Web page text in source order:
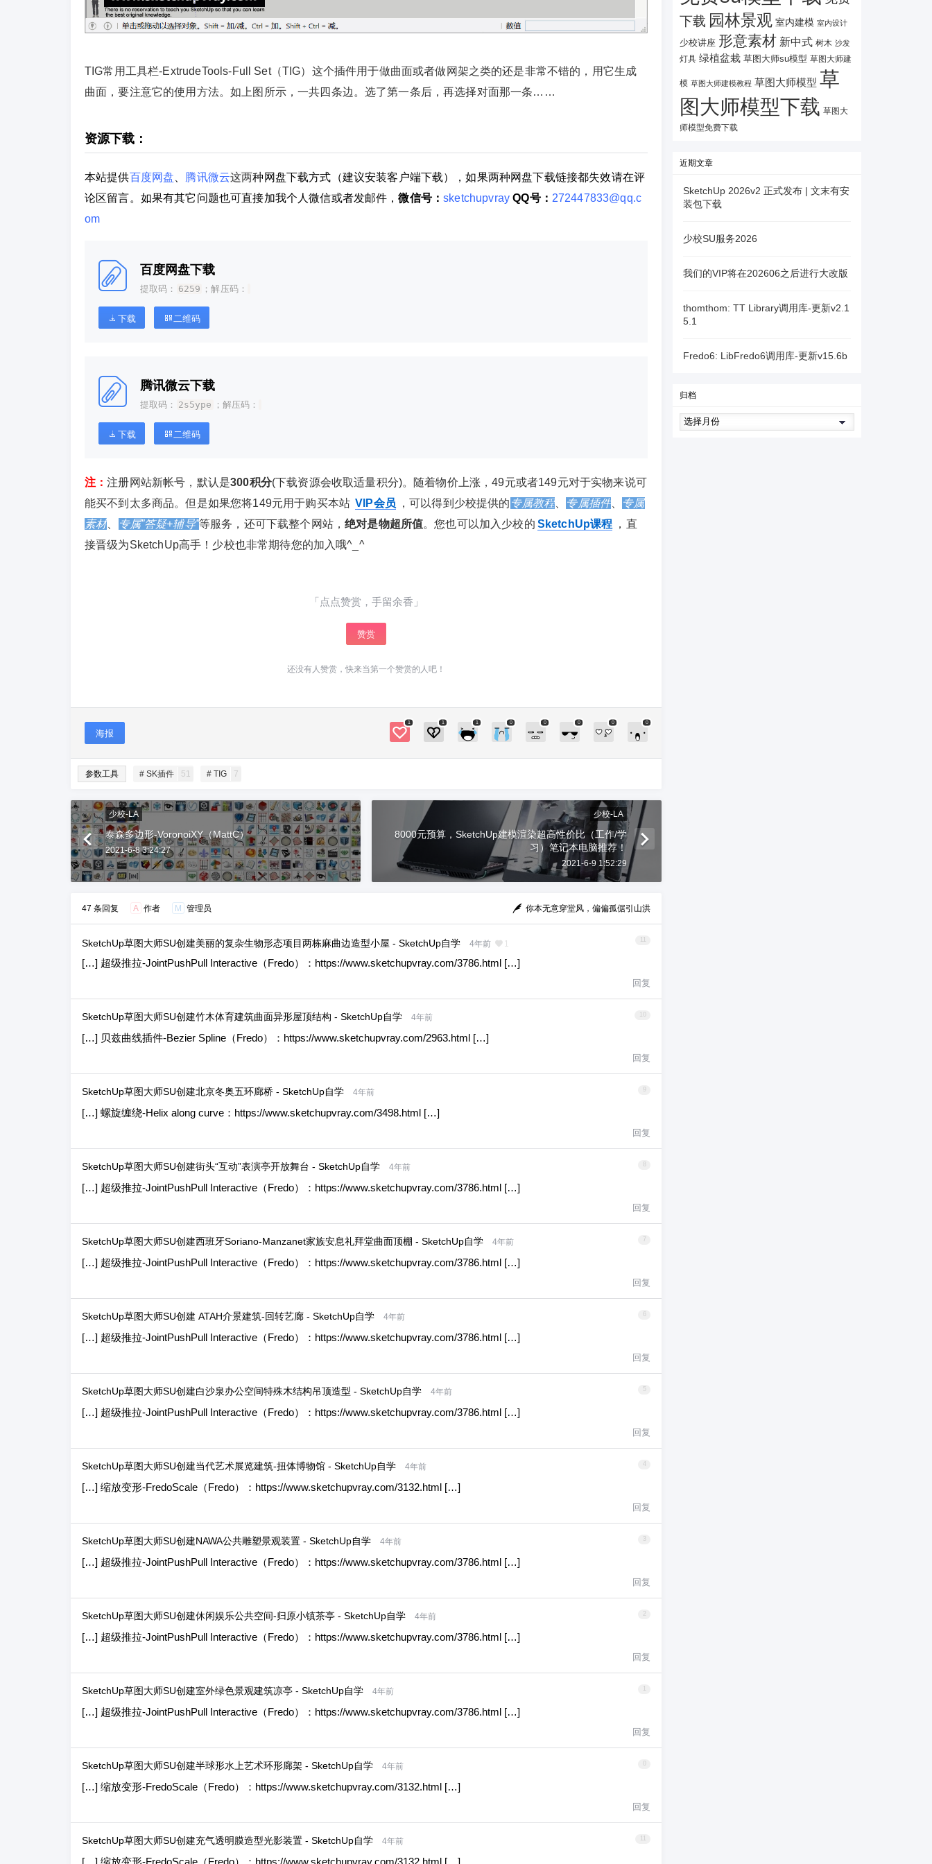
TIG常用工具栏-ExtrudeTools-Full Set（TIG）这个插件用于做曲面或者做网架之类的还是非常不错的，用它生成
曲面，要注意它的使用方法。如上图所示，一共四条边。选了第一条后，再选择对面那一条……
资源下载：
本站提供百度网盘 腾讯微云这两种网盘下载方式（建议安装客户端下载），如果两种网盘下载链接都失效请在评
论区留言。如果有其它问题也可直接加我个人微信或者发邮件，微信号：sketchupvrayQQ号： 272447833@qq.c
om
百度网盘下载
提取码： 6259 ；解压码：
下载 二维码
腾讯微云下载
提取码： 2s5ype ；解压码：
下载 二维码
注：注册网站新帐号，默认是300积分(下载资源会收取适量积分)。随着物价上涨，49元或者149元对于实物来说可
能买不到太多商品。但是如果您将149元用于购买本站 VIP会员 ，可以得到少校提供的 专属教程 专属插件
专属
素材
专属”答疑+辅导”等服务，还可下载整个网站，绝对是物超所值。您也可以加入少校的 SketchUp课程 ，直
接晋级为SketchUp高手！少校也非常期待您的加入哦^_^
「点点赞赏，手留余香」
赞赏
还没有人赞赏，快来当第一个赞赏的人吧！
海报
1 1 1 0 0 0 0 0
参数工具 # SK插件 51 # TIG 7
ull Set（TIG）
使用教程： TIG常用工具栏-ExtrudeTools-Full Se
t（TIG）这个插件用于做曲面或者做网架之类的
还是非常不错的，用它生成曲面，要注意它的使
后，再选择对面那一条…… 资源下载： 本站提供
安装客户端下载），如果两种网盘下载链接都失
效请在评论区留言。如果有其它问题也可直接加
y QQ号：272447833@qq.com 百度网盘下载 提
取码：6259；解压码： 下载 二维码 腾讯微云下
载 提取码：2s5ype；解压码： 下载 二维码 注：
取适量积分)。随着物价上涨，49元或者149元对
于实物来说可能买不到太多商品。但是如果您将1
49元用于购买本站 VIP会员，可以得到少校提供
所值。您也可以加入少校的SketchUp课程，直接
哦^_^ 0 收藏
扫描二维码继续阅读
2
20 50
微信支付
¥
微信支付
立刻支付
少校-LA
泰森多边形-VoronoiXY（MattC）
2021-6-8 3:24:27
少校-LA
8000元预算，SketchUp建模渲染超高性价比（工作/学
习）笔记本电脑推荐！
2021-6-9 1:52:29
47 条回复 A 作者 M 管理员 你本无意穿堂风，偏偏孤倨引山洪
SketchUp草图大师SU创建美丽的复杂生物形态项目两栋麻曲边造型小屋 - SketchUp自学 4年前 1 11
[…] 超级推拉-JointPushPull Interactive（Fredo）：https://www.sketchupvray.com/3786.html […]
回复
SketchUp草图大师SU创建竹木体育建筑曲面异形屋顶结构 - SketchUp自学 4年前 10
[…] 贝兹曲线插件-Bezier Spline（Fredo）：https://www.sketchupvray.com/2963.html […]
回复
SketchUp草图大师SU创建北京冬奥五环廊桥 - SketchUp自学 4年前 9
[…] 螺旋缠绕-Helix along curve：https://www.sketchupvray.com/3498.html […]
回复
SketchUp草图大师SU创建街头“互动”表演亭开放舞台 - SketchUp自学 4年前
[…] 超级推拉-JointPushPull Interactive（Fredo）：https://www.sketchupvray.com/3786.html […]
回复
SketchUp草图大师SU创建西班牙Soriano-Manzanet家族安息礼拜堂曲面顶棚 - SketchUp自学 4年前 7
[…] 超级推拉-JointPushPull Interactive（Fredo）：https://www.sketchupvray.com/3786.html […]
回复
SketchUp草图大师SU创建 ATAH介景建筑-回转艺廊 - SketchUp自学 4年前 6
[…] 超级推拉-JointPushPull Interactive（Fredo）：https://www.sketchupvray.com/3786.html […]
回复
SketchUp草图大师SU创建白沙泉办公空间特殊木结构吊顶造型 - SketchUp自学 4年前 5
[…] 超级推拉-JointPushPull Interactive（Fredo）：https://www.sketchupvray.com/3786.html […]
回复
SketchUp草图大师SU创建当代艺术展览建筑-扭体博物馆 - SketchUp自学 4年前 4
[…] 缩放变形-FredoScale（Fredo）：https://www.sketchupvray.com/3132.html […]
回复
SketchUp草图大师SU创建NAWA公共雕塑景观装置 - SketchUp自学 4年前 3
[…] 超级推拉-JointPushPull Interactive（Fredo）：https://www.sketchupvray.com/3786.html […]
回复
SketchUp草图大师SU创建休闲娱乐公共空间-归原小镇茶亭 - SketchUp自学 4年前 2
[…] 超级推拉-JointPushPull Interactive（Fredo）：https://www.sketchupvray.com/3786.html […]
回复
SketchUp草图大师SU创建室外绿色景观建筑凉亭 - SketchUp自学 4年前 1
[…] 超级推拉-JointPushPull Interactive（Fredo）：https://www.sketchupvray.com/3786.html […]
回复
SketchUp草图大师SU创建半球形水上艺术环形廊架 - SketchUp自学 4年前 0
[…] 缩放变形-FredoScale（Fredo）：https://www.sketchupvray.com/3132.html […]
回复
SketchUp草图大师SU创建充气透明膜造型光影装置 - SketchUp自学 4年前 11
[…] 缩放变形-FredoScale（Fredo）：https://www.sketchupvray.com/3132.html […]
下载 园林景观 室内建模 室内设计
少校讲座 形意素材 新中式 树木 沙发
灯具 绿植盆栽 草图大师su模型 草图大师建
模 草图大师建模教程 草图大师模型 草
图大师模型下载 草图大
师模型免费下载
近期文章
SketchUp 2026v2 正式发布 | 文末有安
装包下载
少校SU服务2026
我们的VIP将在202606之后进行大改版
thomthom: TT Library调用库-更新v2.1
5.1
Fredo6: LibFredo6调用库-更新v15.6b
归档
6位以上
找回 已有帐号？登录